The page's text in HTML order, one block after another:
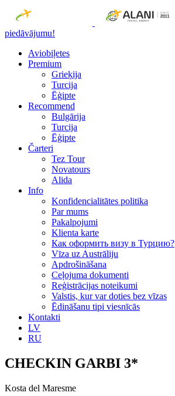
piedāvājumu!
Aviobiļetes
Premium
Grieķija
Turcija
Ēģipte
Recommend
Bulgārija
Turcija
Ēģipte
Čarteri
Tez Tour
Novatours
Alida
Info
Konfidencialitātes politika
Par mums
Рakalpojumi
Klienta karte
Как оформить визу в Турцию?
Vīza uz Austrāliju
Apdrošināšana
Ceļojuma dokumenti
Reģistrācijas noteikumi
Valstis, kur var doties bez vīzas
Ēdināšanu tipi viesnīcās
Kontakti
LV
RU
CHECKIN GARBI 3*
Kosta del Maresme